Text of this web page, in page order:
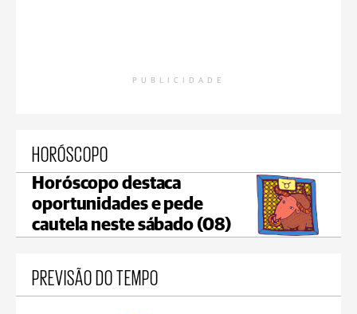
PUBLICIDADE
HORÓSCOPO
Horóscopo destaca
oportunidades e pede
cautela neste sábado (08)
PREVISÃO DO TEMPO